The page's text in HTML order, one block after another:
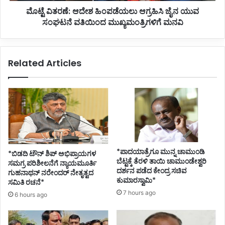
ಯ
ಗ್
ರ
ಹಿ
ಸಿ
ಜೈ
ಯು
ವ
ಸಂ
ಘ
ನೆ
ವ
ಮೊಟ್ಟೆ ವಿತರಣೆ: ಆದೇಶ ಹಿಂಪಡೆಯಲು ಆಗ್ರಹಿಸಿ ಜೈನ ಯುವ
ಸಂಘಟನೆ ವತಿಯಿಂದ ಮುಖ್ಯಮಂತ್ರಿಗಳಿಗೆ ಮನವಿ
Related Articles
*ಬಿಡದಿ ಟೌನ್ ಶಿಪ್ ಅಭಿಪ್ರಾಯಗಳ
ಸಮಗ್ರ ಪರಿಶೀಲನೆಗೆ ನ್ಯಾಯಮೂರ್ತಿ
ಗುಹನಾಥನ್ ನರೇಂದರ್ ನೇತೃತ್ವದ
ಸಮಿತಿ ರಚನೆ*
6 hours ago
*ಪಾದಯಾತ್ರೆಗೂ ಮುನ್ನ ಚಾಮುಂಡಿ
ಬೆಟ್ಟಕ್ಕೆ ತೆರಳಿ ತಾಯಿ ಚಾಮುಂಡೇಶ್ವರಿ
ದರ್ಶನ ಪಡೆದ ಕೇಂದ್ರ ಸಚಿವ
ಕುಮಾರಸ್ವಾಮಿ*
7 hours ago